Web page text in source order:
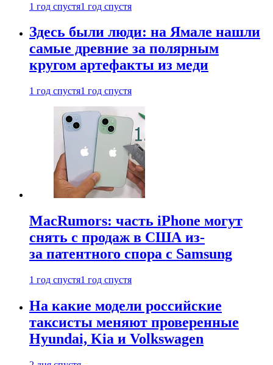
1 год спустя1 год спустя
Здесь были люди: на Ямале нашли
самые древние за полярным
кругом артефакты из меди
1 год спустя1 год спустя
MacRumors: часть iPhone могут
снять с продаж в США из-
за патентного спора с Samsung
1 год спустя1 год спустя
На какие модели российские
таксисты меняют проверенные
Hyundai, Kia и Volkswagen